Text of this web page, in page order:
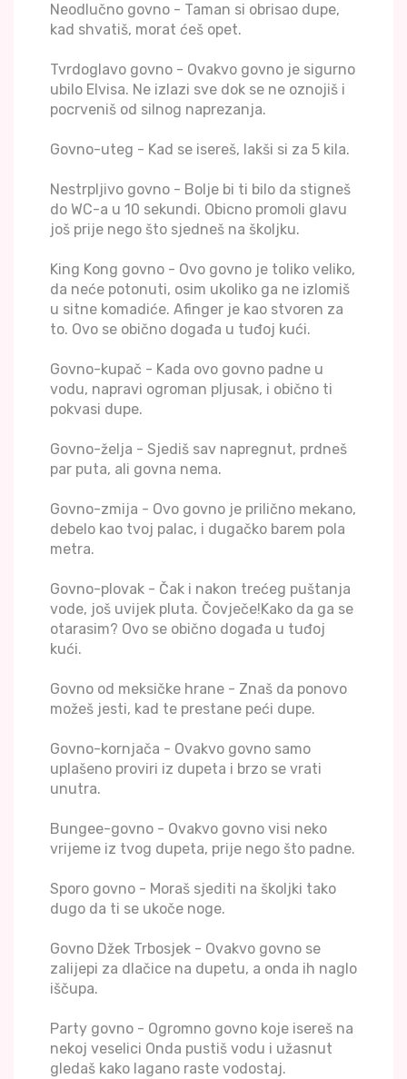
Neodlučno govno - Taman si obrisao dupe,
kad shvatiš, morat ćeš opet.
Tvrdoglavo govno - Ovakvo govno je sigurno
ubilo Elvisa. Ne izlazi sve dok se ne oznojiš i
pocrveniš od silnog naprezanja.
Govno-uteg - Kad se isereš, lakši si za 5 kila.
Nestrpljivo govno - Bolje bi ti bilo da stigneš
do WC-a u 10 sekundi. Obicno promoli glavu
još prije nego što sjedneš na školjku.
King Kong govno - Ovo govno je toliko veliko,
da neće potonuti, osim ukoliko ga ne izlomiš
u sitne komadiće. Afinger je kao stvoren za
to. Ovo se obično događa u tuđoj kući.
Govno-kupač - Kada ovo govno padne u
vodu, napravi ogroman pljusak, i obično ti
pokvasi dupe.
Govno-želja - Sjediš sav napregnut, prdneš
par puta, ali govna nema.
Govno-zmija - Ovo govno je prilično mekano,
debelo kao tvoj palac, i dugačko barem pola
metra.
Govno-plovak - Čak i nakon trećeg puštanja
vode, još uvijek pluta. Čovječe!Kako da ga se
otarasim? Ovo se obično događa u tuđoj
kući.
Govno od meksičke hrane - Znaš da ponovo
možeš jesti, kad te prestane peći dupe.
Govno-kornjača - Ovakvo govno samo
uplašeno proviri iz dupeta i brzo se vrati
unutra.
Bungee-govno - Ovakvo govno visi neko
vrijeme iz tvog dupeta, prije nego što padne.
Sporo govno - Moraš sjediti na školjki tako
dugo da ti se ukoče noge.
Govno Džek Trbosjek - Ovakvo govno se
zalijepi za dlačice na dupetu, a onda ih naglo
iščupa.
Party govno - Ogromno govno koje isereš na
nekoj veselici Onda pustiš vodu i užasnut
gledaš kako lagano raste vodostaj.